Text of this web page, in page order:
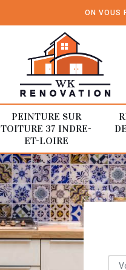
ON VOUS
PEINTURE SUR
TOITURE 37 INDRE-
ET-LOIRE